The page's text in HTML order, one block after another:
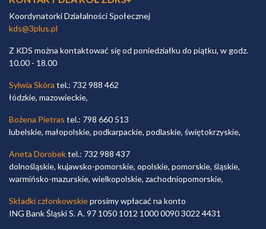
Koordynatorki Działalności Społecznej
kds@3plus.pl
Z KDS można kontaktować się od poniedziałku do piątku, w godz.
10.00 - 18.00
Sylwia Skóra tel.: 732 988 462
łódzkie, mazowieckie,
Bożena Pietras tel.: 798 660 513
lubelskie, małopolskie, podkarpackie, podlaskie, świętokrzyskie,
Aneta Dorobektel.: 732 988 437
dolnośląskie, kujawsko-pomorskie, opolskie, pomorskie, śląskie,
warmińsko-mazurskie, wielkopolskie, zachodniopomorskie,
Składki członkowskieprosimy wpłacać na konto
ING Bank Śląski S. A. 97 1050 1012 1000 0090 3022 4431